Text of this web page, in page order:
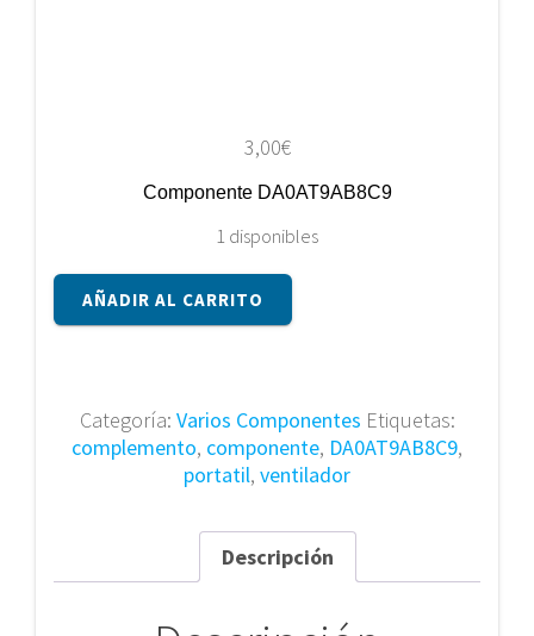
3,00€
Componente DA0AT9AB8C9
1 disponibles
Componente
DA0AT9AB8C9
AÑADIR AL CARRITO
Categoría: Varios Componentes Etiquetas:
complemento, componente, DA0AT9AB8C9,
portatil, ventilador
Descripción